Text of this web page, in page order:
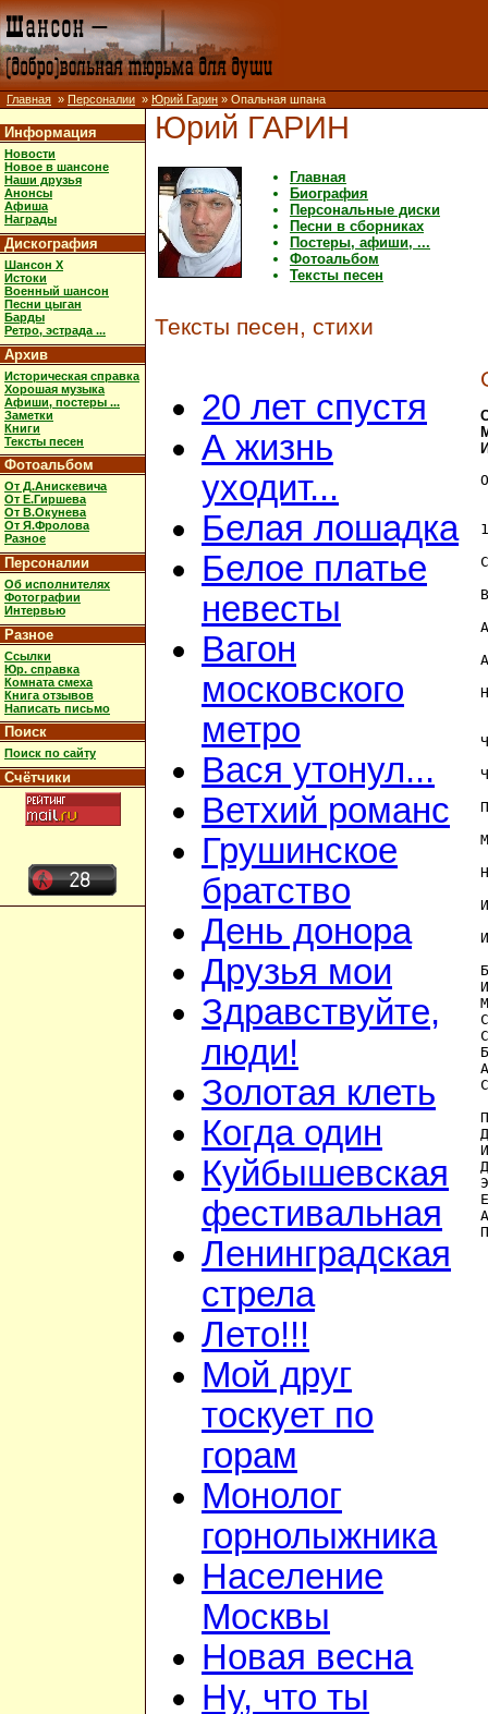
Главная » Персоналии » Юрий Гарин » Опальная шпана
Информация
Новости
Новое в шансоне
Наши друзья
Анонсы
Афиша
Награды
Дискография
Шансон X
Истоки
Военный шансон
Песни цыган
Барды
Ретро, эстрада ...
Архив
Историческая справка
Хорошая музыка
Афиши, постеры ...
Заметки
Книги
Тексты песен
Фотоальбом
От Д.Анискевича
От Е.Гиршева
От В.Окунева
От Я.Фролова
Разное
Персоналии
Об исполнителях
Фотографии
Интервью
Разное
Ссылки
Юр. справка
Комната смеха
Книга отзывов
Написать письмо
Поиск
Поиск по сайту
Счётчики
Юрий ГАРИН
Главная
Биография
Персональные диски
Песни в сборниках
Постеры, афиши, ...
Фотоальбом
Тексты песен
Тексты песен, стихи
20 лет спустя
А жизнь
уходит...
Белая лошадка
Белое платье
невесты
Вагон
московского
метро
Вася утонул...
Ветхий романс
Грушинское
братство
День донора
Друзья мои
Здравствуйте,
люди!
Золотая клеть
Когда один
Куйбышевская
фестивальная
Ленинградская
стрела
Лето!!!
Мой друг
тоскует по
горам
Монолог
горнолыжника
Население
Москвы
Новая весна
Ну, что ты